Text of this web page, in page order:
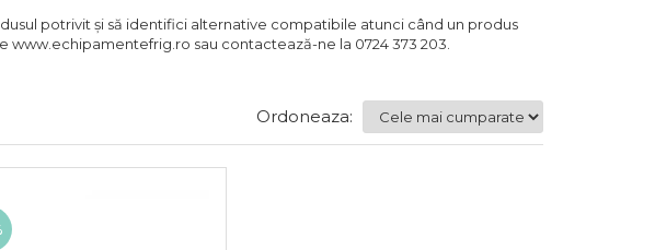
potrivit și să identifici alternative compatibile atunci când un produs
sau contactează-ne la 0724 373 203.
Ordoneaza: